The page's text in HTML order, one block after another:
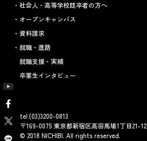
社会人・高等学校既卒者の方へ
オープンキャンパス
資料請求
就職・進路
就職支援・実績
卒業生インタビュー
tel.(03)3200-0813
〒169-0075 東京都新宿区高田馬場1丁目21-12
© 2018 NICHIBI. All rights reserved.